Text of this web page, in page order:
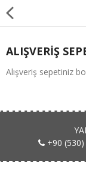
KÖPEKLER İÇİN
AKSESUAR
ALIŞVERIŞ
Alışveriş sepetiniz
+90 (530)